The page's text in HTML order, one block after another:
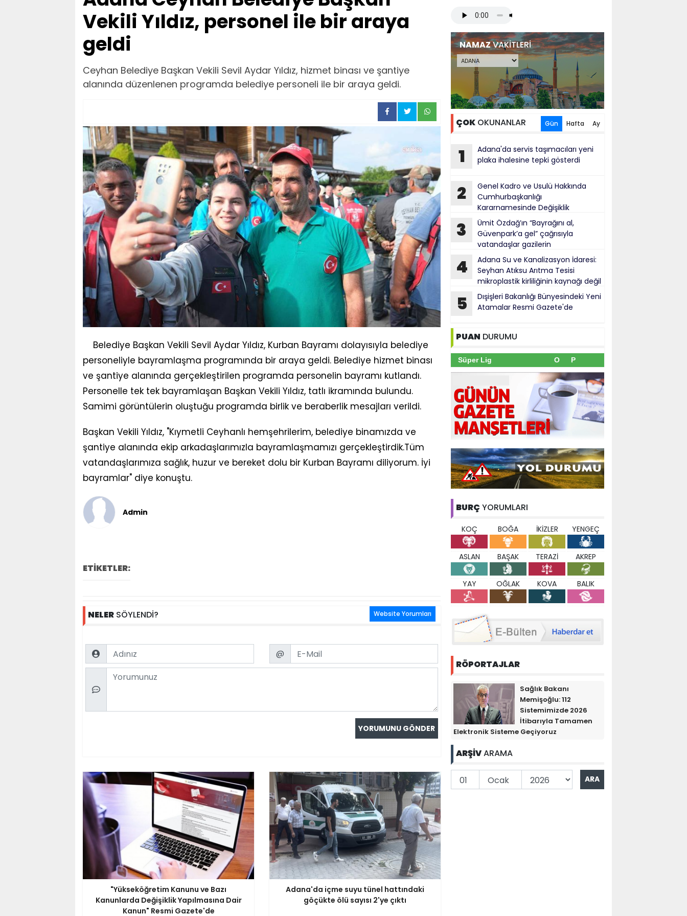
Vekili Yıldız, personel ile bir araya
geldi
Ceyhan Belediye Başkan Vekili Sevil Aydar Yıldız, hizmet binası ve şantiye
alanında düzenlenen programda belediye personeli ile bir araya geldi.
Belediye Başkan Vekili Sevil Aydar Yıldız, Kurban Bayramı dolayısıyla belediye
personeliyle bayramlaşma programında bir araya geldi. Belediye hizmet binası
ve şantiye alanında gerçekleştirilen programda personelin bayramı kutlandı.
Personelle tek tek bayramlaşan Başkan Vekili Yıldız, tatlı ikramında bulundu.
Samimi görüntülerin oluştuğu programda birlik ve beraberlik mesajları verildi.
Başkan Vekili Yıldız, "Kıymetli Ceyhanlı hemşehrilerim, belediye binamızda ve
şantiye alanında ekip arkadaşlarımızla bayramlaşmamızı gerçekleştirdik.Tüm
vatandaşlarımıza sağlık, huzur ve bereket dolu bir Kurban Bayramı diliyorum. İyi
bayramlar" diye konuştu.
Admin
ETİKETLER:
NELER SÖYLENDİ? Website Yorumları
Name Email
@
Comment
"Yükseköğretim Kanunu ve Bazı
Kanunlarda Değişiklik Yapılmasına Dair
Kanun" Resmi Gazete'de
Adana'da içme suyu tünel hattındaki
göçükte ölü sayısı 2'ye çıktı
NAMAZVAKİTLERİ
ÇOK OKUNANLAR Gün Hafta Ay
1
Adana'da servis taşımacıları yeni
plaka ihalesine tepki gösterdi
2
Genel Kadro ve Usulü Hakkında
Cumhurbaşkanlığı
Kararnamesinde Değişiklik
3
Ümit Özdağ’ın “Bayrağını al,
Güvenpark’a gel” çağrısıyla
vatandaşlar gazilerin
Güvenpark'taki eylemine destek verdi
4
Adana Su ve Kanalizasyon İdaresi:
Seyhan Atıksu Arıtma Tesisi
mikroplastik kirliliğinin kaynağı değil
5
Dışişleri Bakanlığı Bünyesindeki Yeni
Atamalar Resmi Gazete'de
PUAN DURUMU
Süper Lig O P
BURÇ YORUMLARI
KOÇ BOĞA İKİZLER YENGEÇ
ASLAN BAŞAK TERAZİ AKREP
YAY OĞLAK KOVA BALIK
RÖPORTAJLAR
Sağlık Bakanı
Memişoğlu: 112
Sistemimizde 2026
İtibarıyla Tamamen
Elektronik Sisteme Geçiyoruz
ARŞİVARAMA